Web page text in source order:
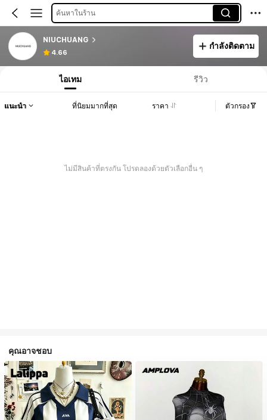
ค้นหาในร้าน
NIUCHUANG
4.66
กำลังติดตาม
ไอเทม รีวิว
แนะนำ ที่นิยมมากที่สุด ราคา ตัวกรอง
ไม่มีสินค้าที่ตรงกัน โปรดลองด้วยตัวเลือกอื่น ๆ
คุณอาจชอบ